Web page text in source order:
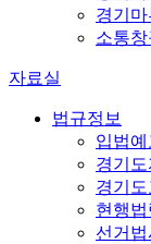
경기마
소통창
자료실
법규정보
입법예
경기
경기
현행법
선거법